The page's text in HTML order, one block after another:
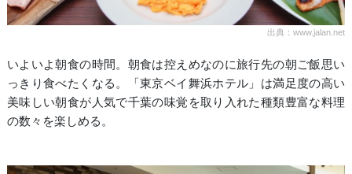
出典：www.jalan.net
いよいよ朝食の時間。朝食は控えめなのに旅行先の朝ご飯思い
っきり食べたくなる。「東京ベイ舞浜ホテル」は満足度の高い
美味しい朝食が人気で千葉の味覚を取り入れた種類豊富な料理
の数々を楽しめる。